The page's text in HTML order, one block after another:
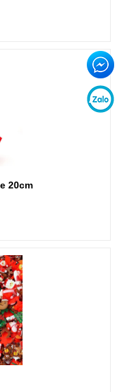
20cm